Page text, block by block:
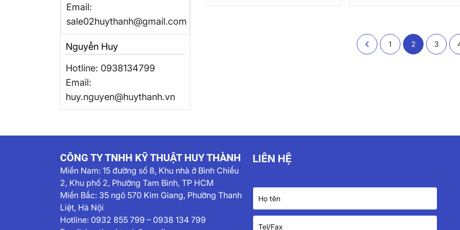
Email:
sale02huythanh@gmail.com
Nguyễn Huy
Hotline: 0938134799
Email:
huy.nguyen@huythanh.vn
1 2 3
CÔNG TY TNHH KỸ THUẬT HUY THÀNH
Miền Nam: 15 đường số 8, Khu nhà ở Bình Chiểu
2, Khu phố 2, Phường Tam Bình, TP HCM
Miền Bắc: 35 ngõ 570 Kim Giang, Phường Thanh
Liệt, Hà Nội
Hotline: 0932 855 799 – 0938 134 799
LIÊN HỆ